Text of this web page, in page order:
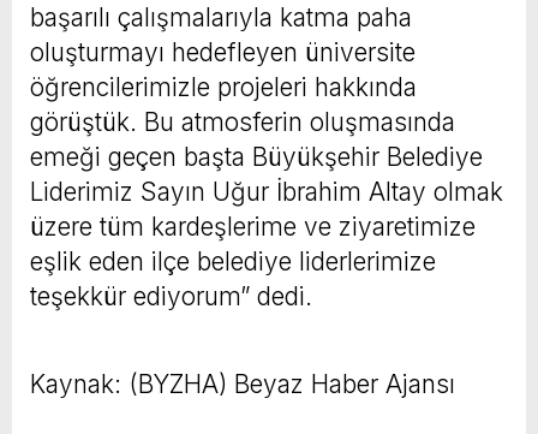
başarılı çalışmalarıyla katma paha
oluşturmayı hedefleyen üniversite
öğrencilerimizle projeleri hakkında
görüştük. Bu atmosferin oluşmasında
emeği geçen başta Büyükşehir Belediye
Liderimiz Sayın Uğur İbrahim Altay olmak
üzere tüm kardeşlerime ve ziyaretimize
eşlik eden ilçe belediye liderlerimize
teşekkür ediyorum” dedi.
Kaynak: (BYZHA) Beyaz Haber Ajansı